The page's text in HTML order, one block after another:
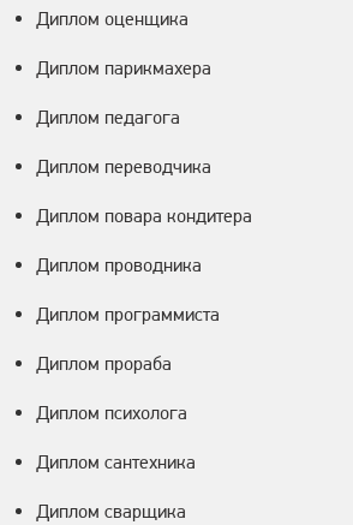
Диплом оценщика
Диплом парикмахера
Диплом педагога
Диплом переводчика
Диплом повара кондитера
Диплом проводника
Диплом программиста
Диплом прораба
Диплом психолога
Диплом сантехника
Диплом сварщика